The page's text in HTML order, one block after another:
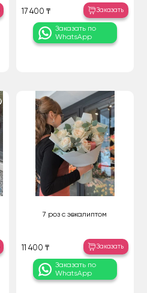
17 400 ₸ Заказать
Заказать по
WhatsApp
7 роз с эвкалиптом
11 400 ₸ Заказать
Заказать по
WhatsApp